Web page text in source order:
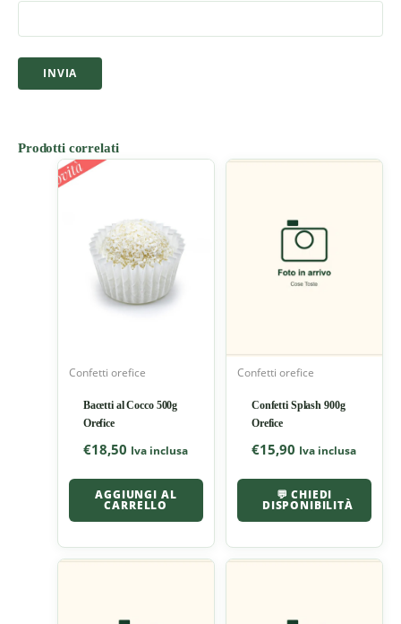
Prodotti correlati
Confetti orefice
Bacetti al Cocco 500g
Orefice
€18,50 Iva inclusa
AGGIUNGI AL
CARRELLO
Confetti orefice
Confetti Splash 900g
Orefice
€15,90 Iva inclusa
💬 CHIEDI
DISPONIBILITÀ